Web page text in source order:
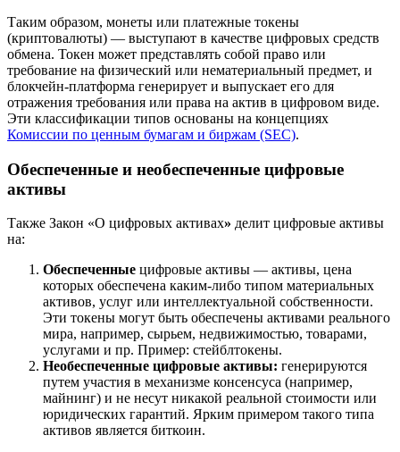
Таким образом, монеты или платежные токены
(криптовалюты) — выступают в качестве цифровых средств
обмена. Токен может представлять собой право или
требование на физический или нематериальный предмет, и
блокчейн-платформа генерирует и выпускает его для
отражения требования или права на актив в цифровом виде.
Эти классификации типов основаны на концепциях
Комиссии по ценным бумагам и биржам (SEC).
Обеспеченные и необеспеченные цифровые
активы
Также Закон «О цифровых активах» делит цифровые активы
на:
Обеспеченные цифровые активы — активы, цена
которых обеспечена каким-либо типом материальных
активов, услуг или интеллектуальной собственности.
Эти токены могут быть обеспечены активами реального
мира, например, сырьем, недвижимостью, товарами,
услугами и пр. Пример: стейблтокены.
Необеспеченные цифровые активы: генерируются
путем участия в механизме консенсуса (например,
майнинг) и не несут никакой реальной стоимости или
юридических гарантий. Ярким примером такого типа
активов является биткоин.